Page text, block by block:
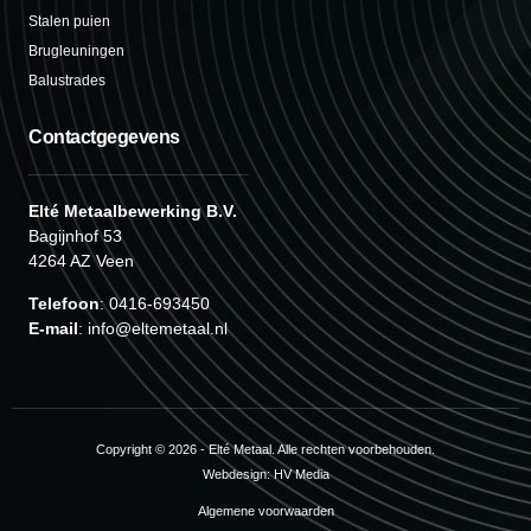
Stalen puien
Brugleuningen
Balustrades
Contactgegevens
Elté Metaalbewerking B.V.
Bagijnhof 53
4264 AZ Veen
Telefoon: 0416-693450
E-mail: info@eltemetaal.nl
Copyright © 2026 - Elté Metaal. Alle rechten voorbehouden.
Webdesign:HV Media
Algemene voorwaarden